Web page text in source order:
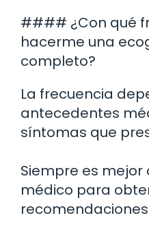
#### ¿Con qué
hacerme una
completo?
La frecuencia
antecedentes
síntomas que
Siempre es mejor
médico para